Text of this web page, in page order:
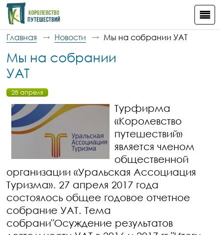
Главная Новости Мы на собрании УАТ
Мы на собрании
УАТ
28 апреля
Турфирма
«Королевство
путешествий»
является членом
общественной
организации «Уральская Ассоциация
Туризма». 27 апреля 2017 года
состоялось общее годовое отчетное
собрание УАТ. Тема
собрани"Осуждение результатов